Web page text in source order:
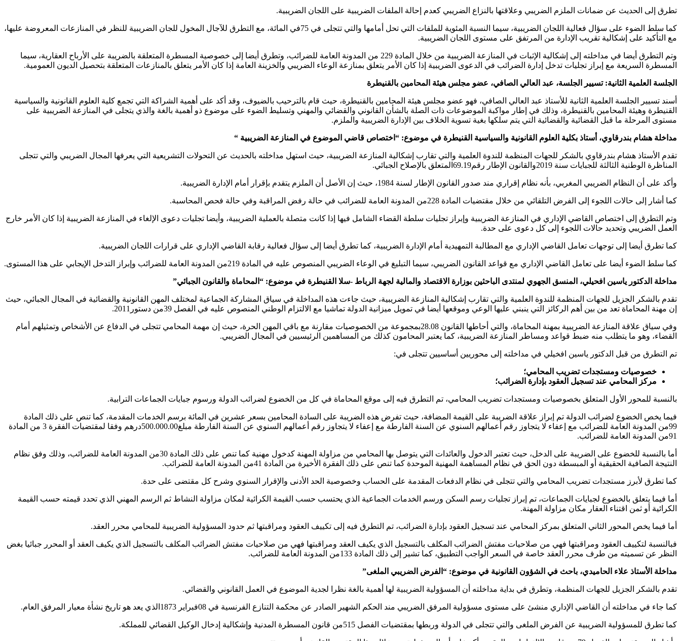
تطرق إلى الحديث عن ضمانات الملزم الضريبي وعلاقتها بالنزاع الضريبي كعدم إحالة الملفات الضريبية على اللجان الضريبية.
كما سلط الضوء على سؤال فعالية اللجان الضريبية، سيما النسبة المئوية للملفات التي تحل أمامها والتي تتجلى في 75في المائة، مع التطرق للآجال المخول للجان الضريبية للنظر في المنازعات المعروضة عليها،
مع التأكيد على إشكالية تقريب الإدارة من المرتفق على مستوى اللجان الضريبية.
وتم التطرق أيضا في مداخلته إلى إشكالية الإثبات في المنازعة الضريبية من خلال المادة 229 من المدونة العامة للضرائب، وتطرق أيضا إلى خصوصية المسطرة المتعلقة بالضريبة على الأرباح العقارية، سيما
المسطرة السريعة مع إبراز تجليات تدخل إدارة الضرائب في الدعوى الضريبية إذا كان الأمر يتعلق بمنازعة الوعاء الضريبي والخزينة العامة إذا كان الأمر يتعلق بالمنازعات المتعلقة بتحصيل الديون العمومية.
الجلسة العلمية الثانية: تسيير الجلسة، عبد العالي الصافي، عضو مجلس هيئة المحامين بالقنيطرة
أسند تسيير الجلسة العلمية الثانية للأستاذ عبد العالي الصافي، فهو عضو مجلس هيئة المحامين بالقنيطرة، حيث قام بالترحيب بالضيوف، وقد أكد على أهمية الشراكة التي تجمع كلية العلوم القانونية والسياسية
القنيطرة وهيئة المحامين بالقنيطرة، وذلك في إطار مواكبة الموضوعات ذات الصلة بالشأن القانوني والقضائي والمهني وتسليط الضوء على موضوع ذو أهمية بالغة والذي يتجلى في المنازعة الضريبية على
مستوى المرحلة ما قبل القضائية والقضائية التي يتم سلكها بغية تسوية الخلاف بين الإدارة الضريبية والملزم.
مداخلة هشام بندرقاوي، أستاذ بكلية العلوم القانونية والسياسية القنيطرة في موضوع: “اختصاص قاضي الموضوع في المنازعة الضريبية “
تقدم الأستاذ هشام بندرقاوي بالشكر للجهات المنظمة للندوة العلمية والتي تقارب إشكالية المنازعة الضريبية، حيث استهل مداخلته بالحديث عن التحولات التشريعية التي يعرفها المجال الضريبي والتي تتجلى
المناظرة الوطنية الثالثة للجبايات سنة 2019والقانون الإطار رقم69.19المتعلق بالإصلاح الجبائي.
وأكد على أن النظام الضريبي المغربي، بأنه نظام إقراري مند صدور القانون الإطار لسنة 1984، حيث إن الأصل أن الملزم يتقدم بإقرار أمام الإدارة الضريبية.
كما أشار إلى حالات اللجوء إلى الفرض التلقائي من خلال مقتضيات المادة 228من المدونة العامة للضرائب في حالة رفض المراقبة وفي حالة فحص المحاسبة.
وتم التطرق إلى اختصاص القاضي الإداري في المنازعة الضريبية وإبراز تجليات سلطة القضاء الشامل فيها إذا كانت متصلة بالعملية الضريبية، وأيضا تجليات دعوى الإلغاء في المنازعة الضريبية إذا كان الأمر خارج
العمل الضريبي وتحديد حالات اللجوء إلى كل دعوى على حدة.
كما تطرق أيضا إلى توجهات تعامل القاضي الإداري مع المطالبة التمهيدية أمام الإدارة الضريبية، كما تطرق أيضا إلى سؤال فعالية رقابة القاضي الإداري على قرارات اللجان الضريبية.
كما سلط الضوء أيضا على تعامل القاضي الإداري مع قواعد القانون الضريبي، سيما التبليغ في الوعاء الضريبي المنصوص عليه في المادة 219من المدونة العامة للضرائب وإبراز التدخل الإيجابي على هذا المستوى.
مداخلة الدكتور ياسين افحيلي، المنسق الجهوي لمنتدى الباحثين بوزارة الاقتصاد والمالية لجهة الرباط -سلا القنيطرة في موضوع: “المحاماة والقانون الجبائي”
تقدم بالشكر الجزيل للجهات المنظمة للندوة العلمية والتي تقارب إشكالية المنازعة الضريبية، حيث جاءت هذه المداخلة في سياق المشاركة الجماعية لمختلف المهن القانونية والقضائية في المجال الجبائي، حيث
إن مهنة المحاماة تعد من بين أهم الركائز التي ينبني عليها الوعي وموقعها أيضا في تمويل ميزانية الدولة تماشيا مع الالتزام الوطني المنصوص عليه في الفصل 39من دستور2011.
وفي سياق علاقة المنازعة الضريبية بمهنة المحاماة، والتي أحاطها القانون 28.08بمجموعة من الخصوصيات مقارنة مع باقي المهن الحرة، حيث إن مهمة المحامي تتجلى في الدفاع عن الأشخاص وتمثيلهم أمام
القضاء، وهو ما يتطلب منه ضبط قواعد ومساطر المنازعة الضريبية، كما يعتبر المحامون كذلك من المساهمين الرئيسيين في المجال الضريبي.
تم التطرق من قبل الدكتور ياسين افخيلي في مداخلته إلى محوريين أساسيين تتجلى في:
خصوصيات ومستجدات تضريب المحامي؛
مركز المحامي عند تسجيل العقود بإدارة الضرائب؛
بالنسبة للمحور الأول المتعلق بخصوصيات ومستجدات تضريب المحامي، تم التطرق فيه إلى موقع المحاماة في كل من الخضوع لضرائب الدولة ورسوم جبايات الجماعات الترابية.
فيما يخص الخضوع لضرائب الدولة تم إبراز علاقة الضريبة على القيمة المضافة، حيث تفرض هذه الضريبة على السادة المحامين بسعر عشرين في المائة برسم الخدمات المقدمة، كما تنص على ذلك المادة
99من المدونة العامة للضرائب مع إعفاء لا يتجاوز رقم أعمالهم السنوي عن السنة الفارطة مع إعفاء لا يتجاوز رقم أعمالهم السنوي عن السنة الفارطة مبلغ500.000.00درهم وفقا لمقتضيات الفقرة 3 من المادة
91من المدونة العامة للضرائب.
أما بالنسبة للخضوع على الضريبة على الدخل، حيث تعتبر الدخول والعائدات التي يتوصل بها المحامي من مزاولة المهنة كدخول مهنية كما تنص على ذلك المادة 30من المدونة العامة للضرائب، وذلك وفق نظام
النتيجة الصافية الحقيقية أو المبسطة دون الحق في نظام المساهمة المهنية الموحدة كما تنص على ذلك الفقرة الأخيرة من المادة 41من المدونة العامة للضرائب.
كما تطرق لأبرز مستجدات تضريب المحامي والتي تتجلى في نظام الدفعات المقدمة على الحساب وخصوصية الحد الأدنى والإقرار السنوي وشرح كل مقتضى على حدة.
أما فيما يتعلق بالخضوع لجبايات الجماعات، تم إبراز تجليات رسم السكن ورسم الخدمات الجماعية الذي يحتسب حسب القيمة الكرائية لمكان مزاولة النشاط ثم الرسم المهني الذي تحدد قيمته حسب القيمة
الكرائية أو ثمن اقتناء العقار مكان مزاولة المهنة.
أما فيما يخص المحور الثاني المتعلق بمركز المحامي عند تسجيل العقود بإدارة الضرائب، تم التطرق فيه إلى تكييف العقود ومراقبتها ثم حدود المسؤولية الضريبية للمحامي محرر العقد.
فبالنسبة لتكييف العقود ومراقبتها فهي من صلاحيات مفتش الضرائب المكلف بالتسجيل الذي يكيف العقد ومراقبتها فهي من صلاحيات مفتش الضرائب المكلف بالتسجيل الذي يكيف العقد أو المحرر جبائيا بغض
النظر عن تسميته من طرف محرر العقد خاصة في السعر الواجب التطبيق، كما تشير إلى ذلك المادة 133من المدونة العامة للضرائب.
مداخلة الأستاذ علاء الحاميدي، باحث في الشؤون القانونية في موضوع: “الفرض الضريبي الملغى”
تقدم بالشكر الجزيل للجهات المنظمة، وتطرق في بداية مداخلته أن المسؤولية الضريبية لها أهمية بالغة نظرا لجدية الموضوع في العمل القانوني والقضائي.
كما جاء في مداخلته أن القاضي الإداري منشئ على مستوى مسؤولية المرفق الضريبي مند الحكم الشهير الصادر عن محكمة التنازع الفرنسية في 08فبراير 1873الذي يعد هو تاريخ نشأة معيار المرفق العام.
كما تطرق للمسؤولية الضريبية عن الفرض الملغى والتي تتجلى في الدولة وربطها بمقتضيات الفصل 515من قانون المسطرة المدنية وإشكالية إدخال الوكيل القضائي للمملكة.